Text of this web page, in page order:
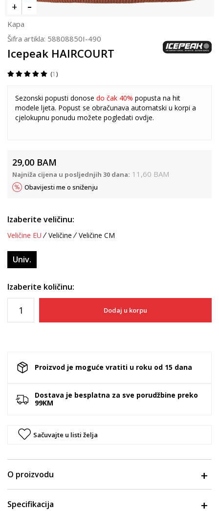
Kapa
Šifra artikla: 58808850I-490
Icepeak HAIRCOURT
1
Sezonski popusti donose do čak 40% popusta na hit
modele ljeta. Popust se obračunava automatski u korpi a
cjelokupnu ponudu možete pogledati ovdje.
29,00 BAM
Najniža cijena u posljednjih 30 dana: 11,60 BAM
Obavijesti me o sniženju
Izaberite veličinu:
Veličine EU Veličine Veličine CM
Univ.
Izaberite količinu:
Dodaj u korpu
Proizvod je moguće vratiti u roku od 15 dana
Dostava je besplatna za sve porudžbine preko
99KM
Sačuvajte u listi želja
O proizvodu
Specifikacija